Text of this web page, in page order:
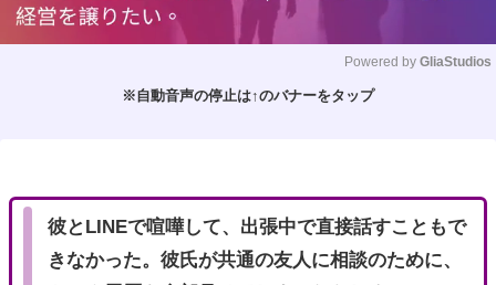
Powered by GliaStudios
※自動音声の停止は↑のバナーをタップ
彼とLINEで喧嘩して、出張中で直接話すこともで
きなかった。彼氏が共通の友人に相談のために、